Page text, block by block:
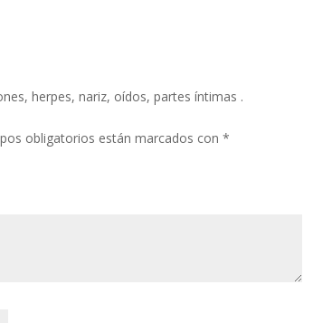
herpes, nariz, oídos, partes íntimas .
obligatorios están marcados con*